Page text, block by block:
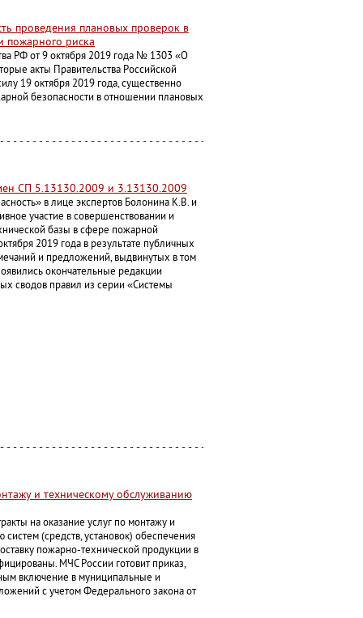
проведения плановых проверок в
пожарного риска
РФ от 9 октября 2019 года № 1303 «О
акты Правительства Российской
19 октября 2019 года, существенно
безопасности в отношении плановых
СП 5.13130.2009 и 3.13130.2009
в лице экспертов Болонина К.В. и
участие в совершенствовании и
базы в сфере пожарной
2019 года в результате публичных
и предложений, выдвинутых в том
окончательные редакции
сводов правил из серии «Системы
и техническому обслуживанию
на оказание услуг по монтажу и
(средств, установок) обеспечения
пожарно-технической продукции в
МЧС России готовит приказ,
включение в муниципальные и
с учетом Федерального закона от